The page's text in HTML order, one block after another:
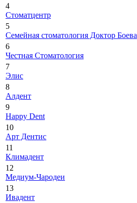
4
Стоматцентр
5
Семейная стоматология Доктор Боева
6
Честная Стоматология
7
Элис
8
Алдент
9
Happy Dent
10
Арт Дентис
11
Климадент
12
Медиум-Чародеи
13
Ивадент